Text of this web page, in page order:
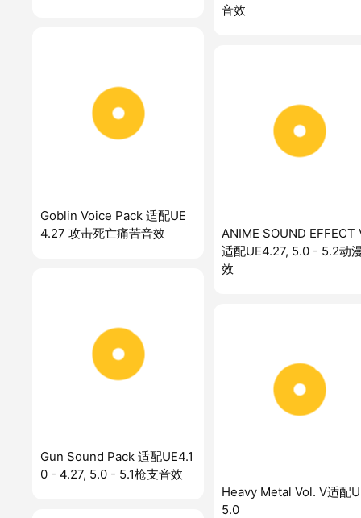
音效
Goblin Voice Pack 适配UE
4.27 攻击死亡痛苦音效
ANIME SOUND EFFECT
适配UE4.27, 5.0 - 5.2动
效
Gun Sound Pack 适配UE4.1
0 - 4.27, 5.0 - 5.1枪支音效
Heavy Metal Vol. V适配
5.0